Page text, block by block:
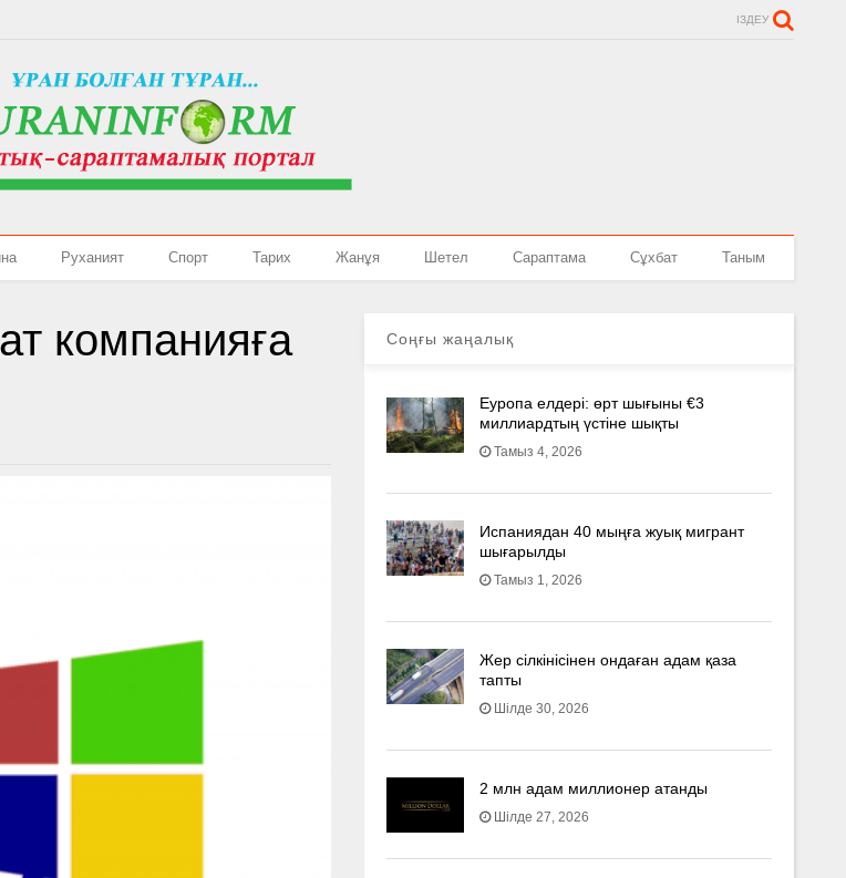
ІЗДЕУ
Руханият Спорт Тарих Жанұя Шетел Сараптама Сұхбат Таным
компанияға
Соңғы жаңалық
Еуропа елдері: өрт шығыны €3
миллиардтың үстіне шықты
Тамыз 4, 2026
Испаниядан 40 мыңға жуық мигрант
шығарылды
Тамыз 1, 2026
Жер сілкінісінен ондаған адам қаза
тапты
Шілде 30, 2026
2 млн адам миллионер атанды
Шілде 27, 2026